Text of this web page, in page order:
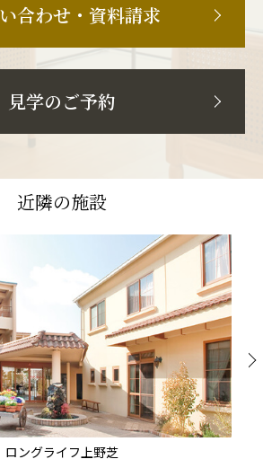
合わせ・資料請求
見学のご予約
近隣の施設
ロングライフ上野芝